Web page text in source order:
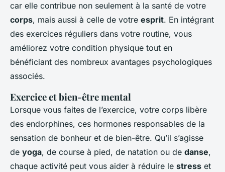
car elle contribue non seulement à la santé de votre
corps, mais aussi à celle de votre esprit. En intégrant
des exercices réguliers dans votre routine, vous
améliorez votre condition physique tout en
bénéficiant des nombreux avantages psychologiques
associés.
Exercice et bien-être mental
Lorsque vous faites de l’exercice, votre corps libère
des endorphines, ces hormones responsables de la
sensation de bonheur et de bien-être. Qu’il s’agisse
de yoga, de course à pied, de natation ou de danse,
chaque activité peut vous aider à réduire le stress et